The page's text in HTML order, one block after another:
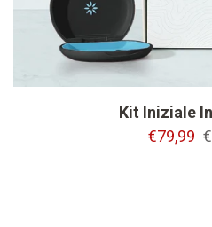
Kit Iniziale
€79,99